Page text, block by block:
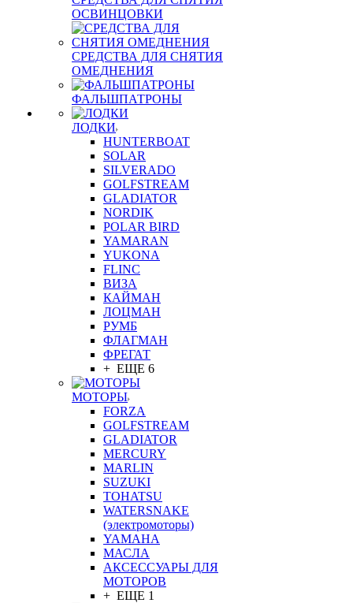
ОСВИНЦОВКИ
СРЕДСТВА ДЛЯ СНЯТИЯ
ОМЕДНЕНИЯ
ФАЛЬШПАТРОНЫ
ЛОДКИ
HUNTERBOAT
SOLAR
SILVERADO
GOLFSTREAM
GLADIATOR
NORDIK
POLAR BIRD
YAMARAN
YUKONA
FLINC
ВИЗА
КАЙМАН
ЛОЦМАН
РУМБ
ФЛАГМАН
ФРЕГАТ
+ ЕЩЕ 6
МОТОРЫ
FORZA
GOLFSTREAM
GLADIATOR
MERCURY
MARLIN
SUZUKI
TOHATSU
WATERSNAKE
(электромоторы)
YAMAHA
МАСЛА
АКСЕССУАРЫ ДЛЯ
МОТОРОВ
+ ЕЩЕ 1